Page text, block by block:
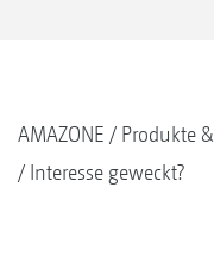
AMAZONE
Produkte
Interesse geweckt?